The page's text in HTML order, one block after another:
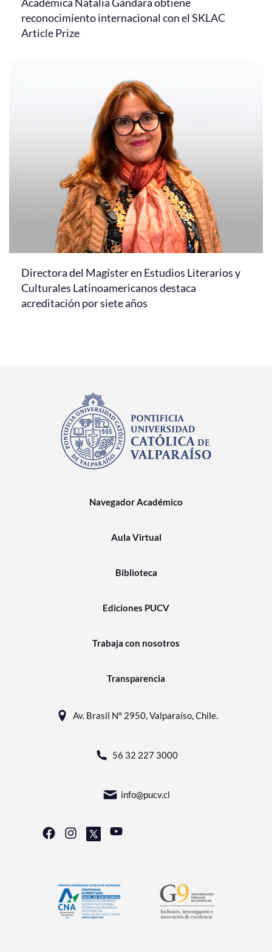
reconocimiento internacional con el SKLAC
Article Prize
Directora del Magíster en Estudios Literarios y
Culturales Latinoamericanos destaca
acreditación por siete años
Navegador Académico
Aula Virtual
Biblioteca
Ediciones PUCV
Trabaja con nosotros
Transparencia
Av. Brasil N° 2950, Valparaíso, Chile.
56 32 227 3000
info@pucv.cl